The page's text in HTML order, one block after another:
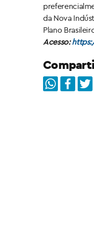
da Nova
Plano
Acesso: